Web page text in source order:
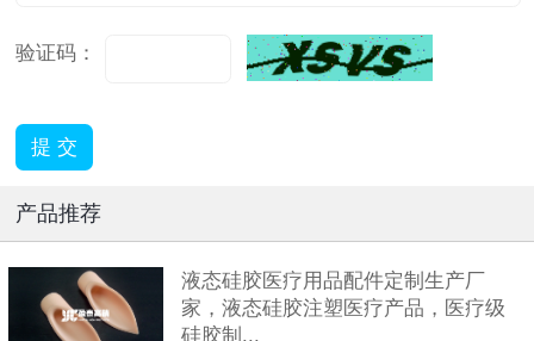
验证码：
产品推荐
液态硅胶医疗用品配件定制生产厂
家，液态硅胶注塑医疗产品，医疗级
硅胶制...